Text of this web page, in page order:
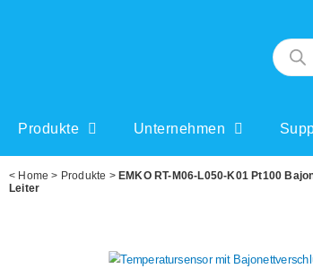
Produkte Unternehmen
< Home > Produkte > EMKO RT-M06-L050-K01 Pt100
Leiter